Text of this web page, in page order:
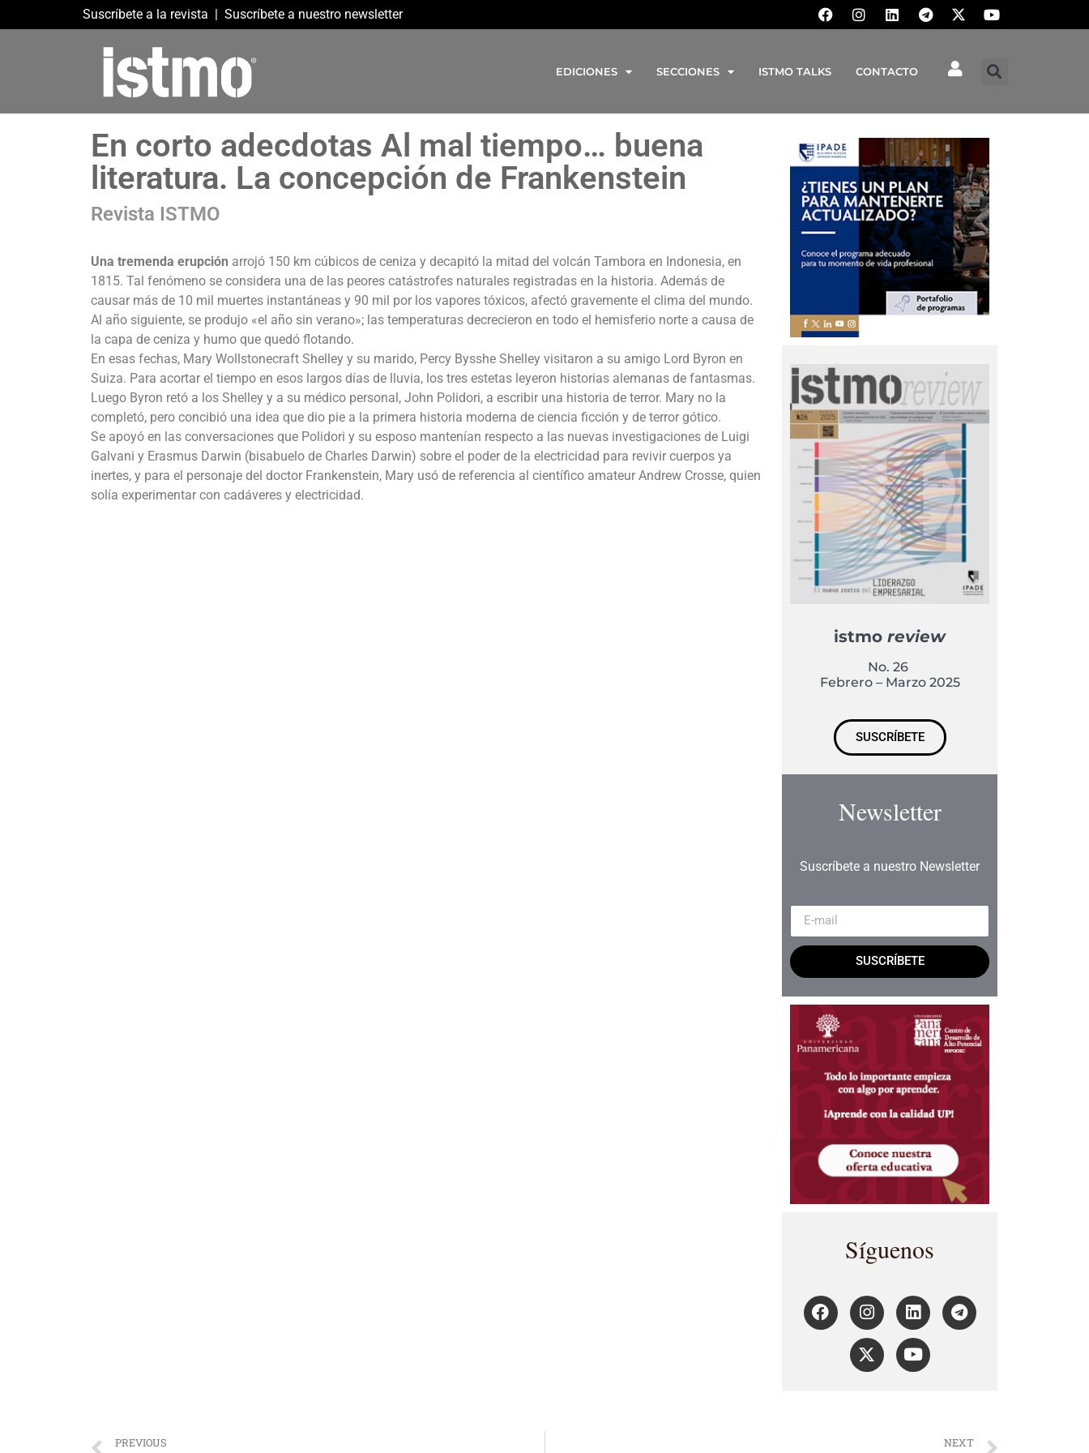
Suscríbete a la revista | Suscríbete a nuestro newsletter
EDICIONES SECCIONES ISTMO TALKS CONTACTO
En corto adecdotas Al mal tiempo… buena
literatura. La concepción de Frankenstein
Revista ISTMO
Una tremenda erupción arrojó 150 km cúbicos de ceniza y decapitó la mitad del volcán Tambora en Indonesia, en
1815. Tal fenómeno se considera una de las peores catástrofes naturales registradas en la historia. Además de
causar más de 10 mil muertes instantáneas y 90 mil por los vapores tóxicos, afectó gravemente el clima del mundo.
Al año siguiente, se produjo «el año sin verano»; las temperaturas decrecieron en todo el hemisferio norte a causa de
la capa de ceniza y humo que quedó flotando.
En esas fechas, Mary Wollstonecraft Shelley y su marido, Percy Bysshe Shelley visitaron a su amigo Lord Byron en
Suiza. Para acortar el tiempo en esos largos días de lluvia, los tres estetas leyeron historias alemanas de fantasmas.
Luego Byron retó a los Shelley y a su médico personal, John Polidori, a escribir una historia de terror. Mary no la
completó, pero concibió una idea que dio pie a la primera historia moderna de ciencia ficción y de terror gótico.
Se apoyó en las conversaciones que Polidori y su esposo mantenían respecto a las nuevas investigaciones de Luigi
Galvani y Erasmus Darwin (bisabuelo de Charles Darwin) sobre el poder de la electricidad para revivir cuerpos ya
inertes, y para el personaje del doctor Frankenstein, Mary usó de referencia al científico amateur Andrew Crosse, quien
solía experimentar con cadáveres y electricidad.
istmoreview
No. 26
Febrero – Marzo 2025
SUSCRÍBETE
Newsletter
Suscríbete a nuestro Newsletter
SUSCRÍBETE
Síguenos
PREVIOUS NEXT